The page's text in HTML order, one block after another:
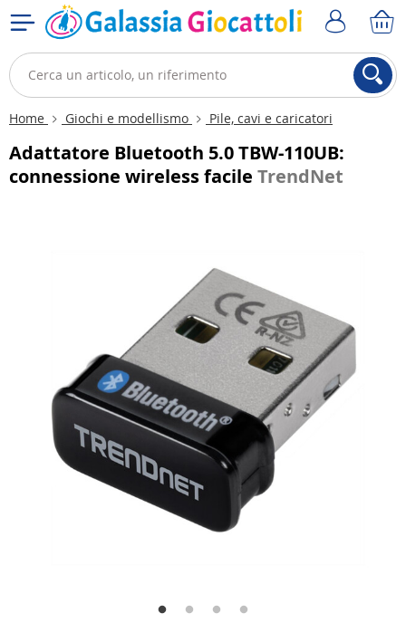
Home Giochi e modellismo Pile, cavi e caricatori
Adattatore Bluetooth 5.0 TBW-110UB:
connessione wireless facile TrendNet